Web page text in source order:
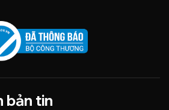
bản tin